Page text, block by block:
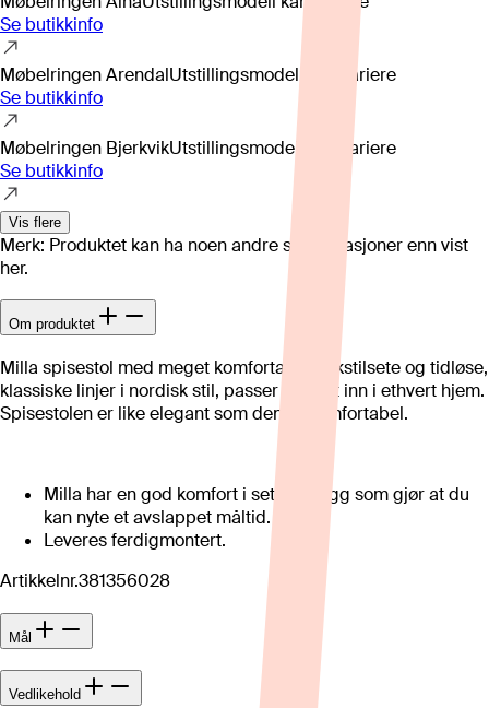
Se butikkinfo
Møbelringen ArendalUtstillingsmodell kan variere
Se butikkinfo
Møbelringen BjerkvikUtstillingsmodell kan variere
Se butikkinfo
Vis flere
Merk: Produktet kan ha noen andre spesifikasjoner enn vist
her.
Om produktet
Milla spisestol med meget komfortabelt tekstilsete og tidløse,
klassiske linjer i nordisk stil, passer perfekt inn i ethvert hjem.
Spisestolen er like elegant som den er komfortabel.
Milla har en god komfort i sete og rygg som gjør at du
kan nyte et avslappet måltid.
Leveres ferdigmontert.
Artikkelnr.381356028
Mål
Vedlikehold